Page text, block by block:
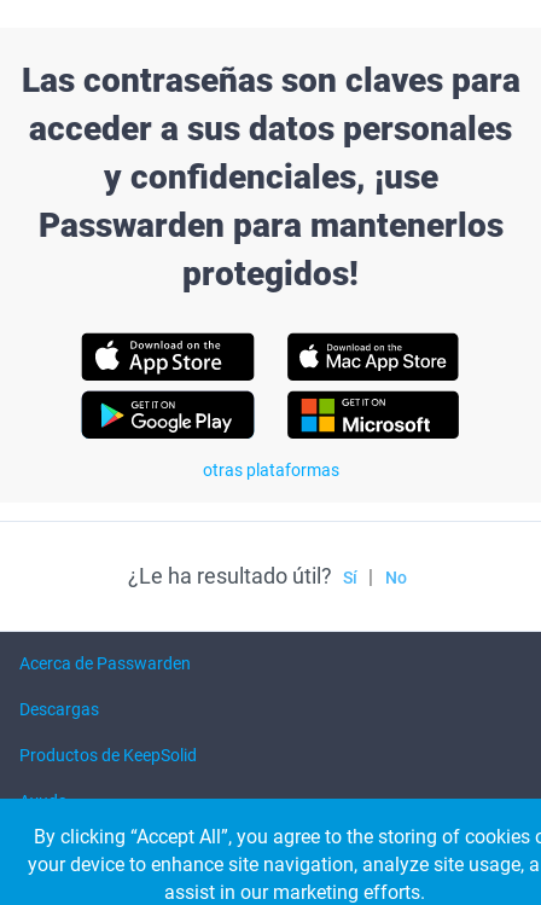
Las contraseñas son claves para
acceder a sus datos personales
y confidenciales, ¡use
Passwarden para mantenerlos
protegidos!
otras plataformas
¿Le ha resultado útil? Sí | No
Acerca de Passwarden
Descargas
Productos de KeepSolid
Ayuda
© 2026 KeepSolid Inc. Todos los derechos reservados.
By clicking “Accept All”, you agree to the storing of cookies
your device to enhance site navigation, analyze site usage,
assist in our marketing efforts.